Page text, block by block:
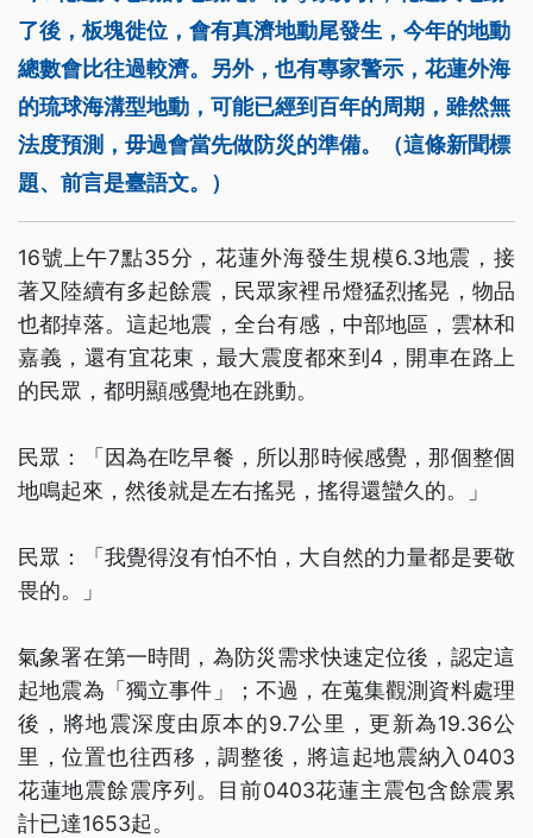
了後，板塊徙位，會有真濟地動尾發生，今年的地動
總數會比往過較濟。另外，也有專家警示，花蓮外海
的琉球海溝型地動，可能已經到百年的周期，雖然無
法度預測，毋過會當先做防災的準備。（這條新聞標
題、前言是臺語文。）
16號上午7點35分，花蓮外海發生規模6.3地震，接
著又陸續有多起餘震，民眾家裡吊燈猛烈搖晃，物品
也都掉落。這起地震，全台有感，中部地區，雲林和
嘉義，還有宜花東，最大震度都來到4，開車在路上
的民眾，都明顯感覺地在跳動。
民眾：「因為在吃早餐，所以那時候感覺，那個整個
地鳴起來，然後就是左右搖晃，搖得還蠻久的。」
民眾：「我覺得沒有怕不怕，大自然的力量都是要敬
畏的。」
氣象署在第一時間，為防災需求快速定位後，認定這
起地震為「獨立事件」；不過，在蒐集觀測資料處理
後，將地震深度由原本的9.7公里，更新為19.36公
里，位置也往西移，調整後，將這起地震納入0403
花蓮地震餘震序列。目前0403花蓮主震包含餘震累
計已達1653起。